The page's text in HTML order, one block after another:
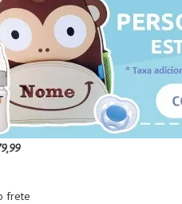
frete